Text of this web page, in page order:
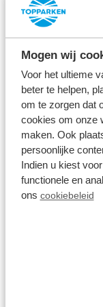
Mogen wij
Voor het ultieme
beter te helpen,
om te zorgen dat
cookies om onze
maken. Ook
persoonlijke
Indien u kiest
functionele en
ons cookiebeleid
10 km
De bruisende
leuke
en eindpunt
langs de
Erasmusbrug,
markthal. En
goed. Loop